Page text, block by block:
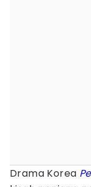
Drama Korea